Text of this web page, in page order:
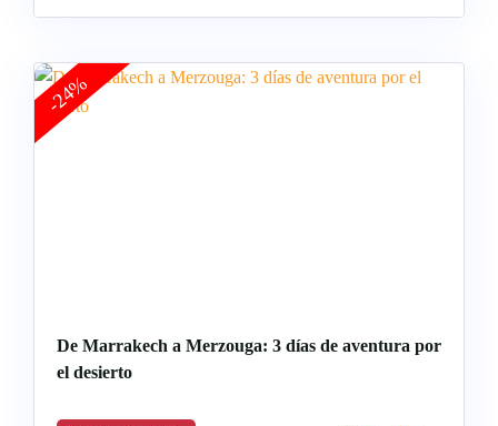
-24%
De Marrakech a Merzouga: 3 días de aventura por
el desierto